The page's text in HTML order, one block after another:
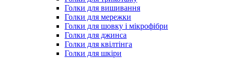
Голки для вишивання
Голки для мережки
Голки для шовку і мікрофібри
Голки для джинса
Голки для квілтінга
Голки для шкіри